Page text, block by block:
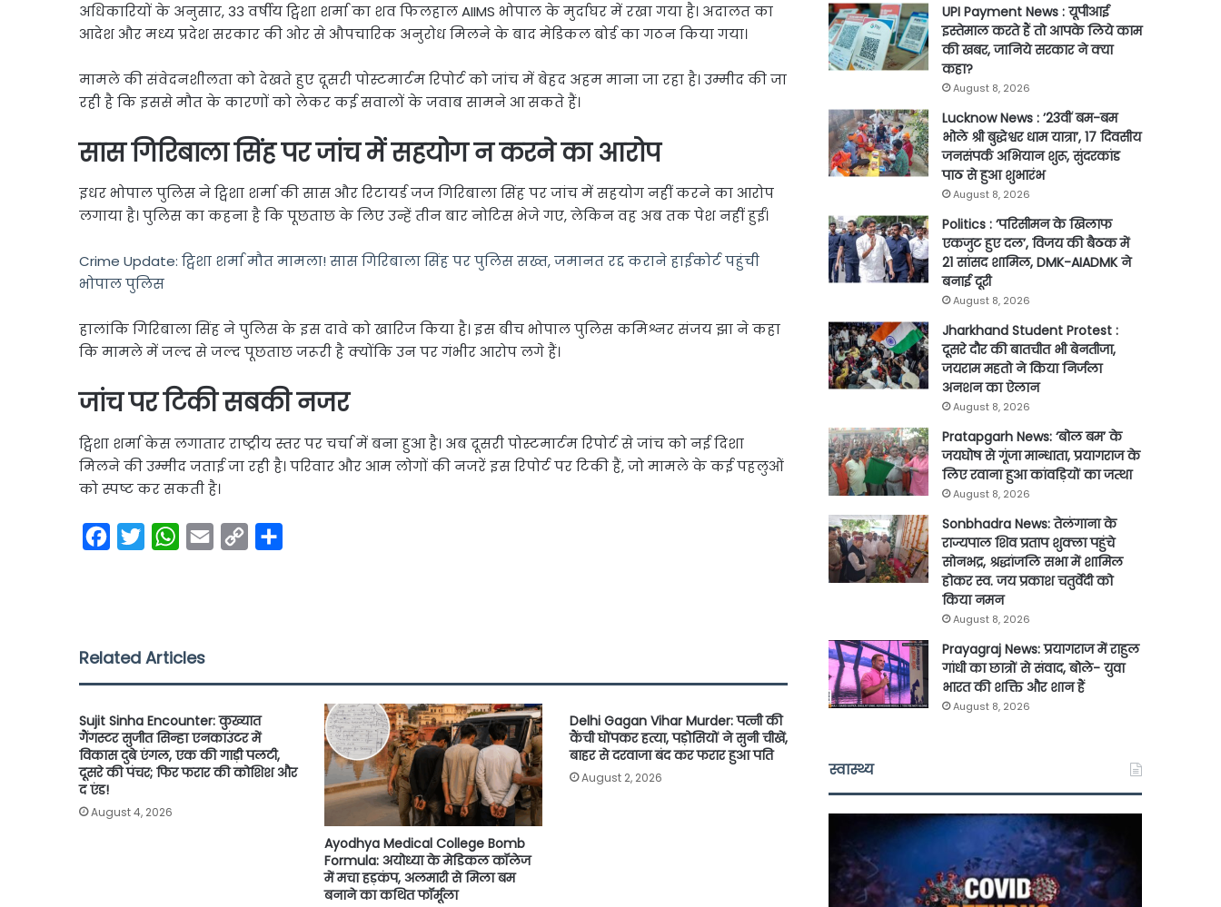
अधिकारियों के अनुसार, 33 वर्षीय ट्विशा शर्मा का शव फिलहाल AIIMS भोपाल के मुर्दाघर में रखा गया है। अदालत का
आदेश और मध्य प्रदेश सरकार की ओर से औपचारिक अनुरोध मिलने के बाद मेडिकल बोर्ड का गठन किया गया।
मामले की संवेदनशीलता को देखते हुए दूसरी पोस्टमार्टम रिपोर्ट को जांच में बेहद अहम माना जा रहा है। उम्मीद की जा
रही है कि इससे मौत के कारणों को लेकर कई सवालों के जवाब सामने आ सकते हैं।
सास गिरिबाला सिंह पर जांच में सहयोग न करने का आरोप
इधर भोपाल पुलिस ने ट्विशा शर्मा की सास और रिटायर्ड जज गिरिबाला सिंह पर जांच में सहयोग नहीं करने का आरोप
लगाया है। पुलिस का कहना है कि पूछताछ के लिए उन्हें तीन बार नोटिस भेजे गए, लेकिन वह अब तक पेश नहीं हुईं।
Crime Update: ट्विशा शर्मा मौत मामला! सास गिरिबाला सिंह पर पुलिस सख्त, जमानत रद्द कराने हाईकोर्ट पहुंची
भोपाल पुलिस
हालांकि गिरिबाला सिंह ने पुलिस के इस दावे को खारिज किया है। इस बीच भोपाल पुलिस कमिश्नर संजय झा ने कहा
कि मामले में जल्द से जल्द पूछताछ जरूरी है क्योंकि उन पर गंभीर आरोप लगे हैं।
जांच पर टिकी सबकी नजर
ट्विशा शर्मा केस लगातार राष्ट्रीय स्तर पर चर्चा में बना हुआ है। अब दूसरी पोस्टमार्टम रिपोर्ट से जांच को नई दिशा
मिलने की उम्मीद जताई जा रही है। परिवार और आम लोगों की नजरें इस रिपोर्ट पर टिकी हैं, जो मामले के कई पहलुओं
को स्पष्ट कर सकती है।
k
W
p
k
Related Articles
Sujit Sinha Encounter: कुख्यात
गैंगस्टर सुजीत सिन्हा एनकाउंटर में
विकास दुबे एंगल, एक की गाड़ी पलटी,
दूसरे की पंचर; फिर फरार की कोशिश और
द एंड!
August 4, 2026
Ayodhya Medical College Bomb
Formula: अयोध्या के मेडिकल कॉलेज
में मचा हड़कंप, अलमारी से मिला बम
बनाने का कथित फॉर्मूला
Delhi Gagan Vihar Murder: पत्नी की
कैंची घोंपकर हत्या, पड़ोसियों ने सुनी चीखें,
बाहर से दरवाजा बंद कर फरार हुआ पति
August 2, 2026
UPI Payment News : यूपीआई
इस्तेमाल करते हैं तो आपके लिये काम
की खबर, जानिये सरकार ने क्या
कहा?
August 8, 2026
Lucknow News : ’23वीं बम-बम
भोले श्री बुद्धेश्वर धाम यात्रा’, 17 दिवसीय
जनसंपर्क अभियान शुरू, सुंदरकांड
पाठ से हुआ शुभारंभ
August 8, 2026
Politics : ‘परिसीमन के खिलाफ
एकजुट हुए दल’, विजय की बैठक में
21 सांसद शामिल, DMK-AIADMK ने
बनाई दूरी
August 8, 2026
Jharkhand Student Protest :
दूसरे दौर की बातचीत भी बेनतीजा,
जयराम महतो ने किया निर्जला
अनशन का ऐलान
August 8, 2026
Pratapgarh News: ‘बोल बम’ के
जयघोष से गूंजा मान्धाता, प्रयागराज के
लिए रवाना हुआ कांवड़ियों का जत्था
August 8, 2026
Sonbhadra News: तेलंगाना के
राज्यपाल शिव प्रताप शुक्ला पहुंचे
सोनभद्र, श्रद्धांजलि सभा में शामिल
होकर स्व. जय प्रकाश चतुर्वेदी को
किया नमन
August 8, 2026
Prayagraj News: प्रयागराज में राहुल
गांधी का छात्रों से संवाद, बोले- युवा
भारत की शक्ति और शान हैं
August 8, 2026
स्वास्थ्य